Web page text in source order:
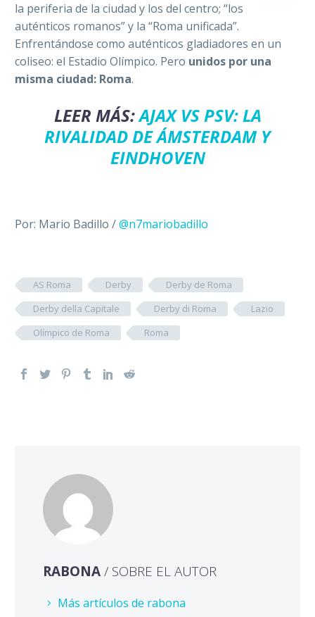
la periferia de la ciudad y los del centro; “los
auténticos romanos” y la “Roma unificada”.
Enfrentándose como auténticos gladiadores en un
coliseo: el Estadio Olímpico. Pero unidos por una
misma ciudad: Roma.
LEER MÁS:AJAX VS PSV: LA
RIVALIDAD DE ÁMSTERDAM Y
EINDHOVEN
Por: Mario Badillo /@n7mariobadillo
AS Roma Derby
Derby de Roma
Derby della Capitale
Derby di Roma
Lazio
Olímpico de Roma
Roma
RABONA/ SOBRE EL AUTOR
Más artículos de rabona